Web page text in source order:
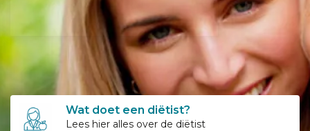
Wat doet een diëtist?
Lees hier alles over de diëtist